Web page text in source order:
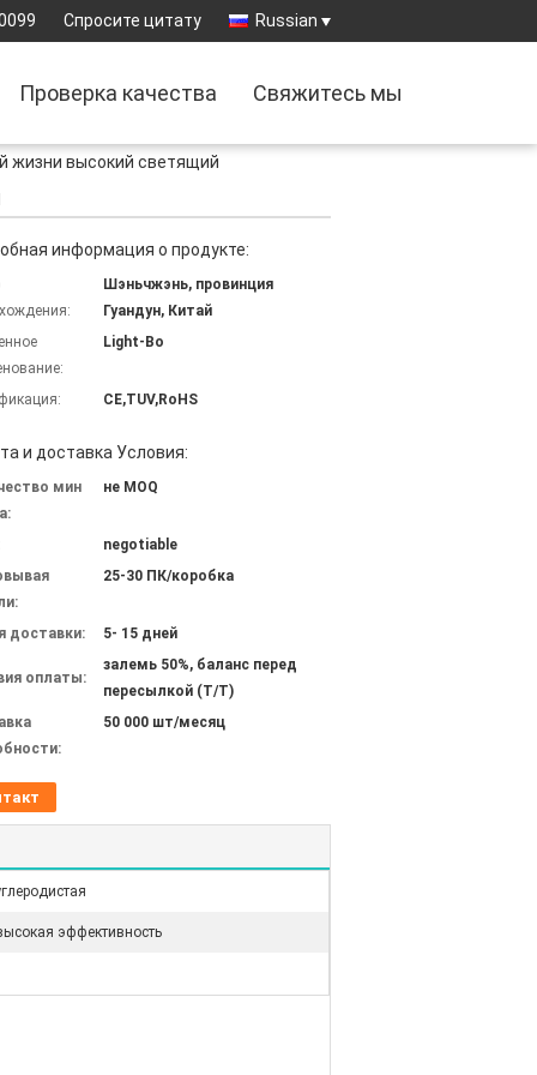
Спросите цитату Russian
Проверка качества Свяжитесь мы
жизни высокий светящий
информация о продукте:
Шэньчжэнь, провинция
Гуандун, Китай
Light-Bo
CE,TUV,RoHS
и доставка Условия:
мин
не MOQ
negotiable
25-30 ПК/коробка
доставки: 5- 15 дней
оплаты:
залемь 50%, баланс перед
пересылкой (T/T)
50 000 шт/месяц
эффективность